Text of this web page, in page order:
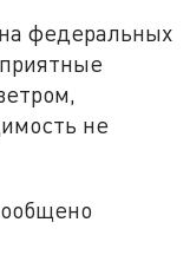
федеральных
не